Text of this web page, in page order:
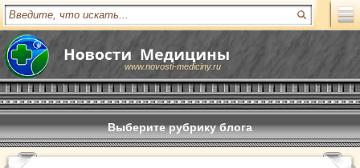
www.novosti-mediciny.ru
Выберите рубрику блога